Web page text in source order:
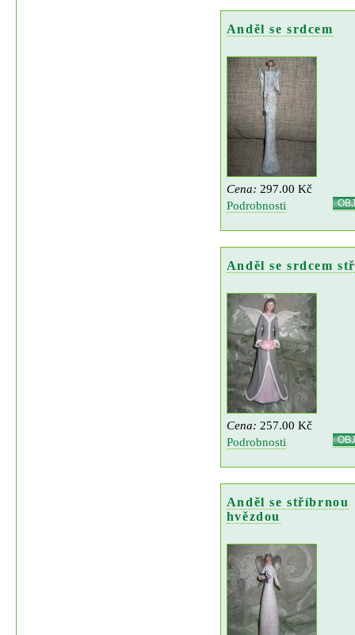
Anděl se srdcem
Cena: 297.00 Kč
Podrobnosti
Anděl se srdcem
Cena: 257.00 Kč
Podrobnosti
Anděl se stříbrnou
hvězdou